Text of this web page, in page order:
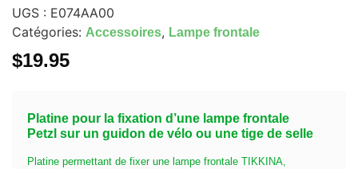
UGS : E074AA00
Catégories: Accessoires, Lampe frontale
$19.95
Platine pour la fixation d’une lampe frontale
Petzl sur un guidon de vélo ou une tige de selle
Platine permettant de fixer une lampe frontale TIKKINA,